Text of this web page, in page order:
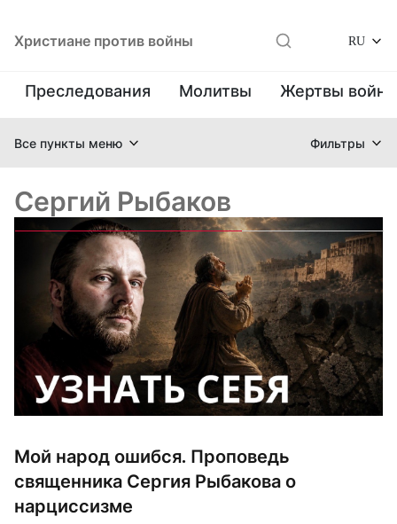
Христиане против войны RU
Преследования Молитвы Жертвы
Все пункты меню Фильтры
Сергий Рыбаков
Мой народ ошибся. Проповедь
священника Сергия Рыбакова о
нарциссизме